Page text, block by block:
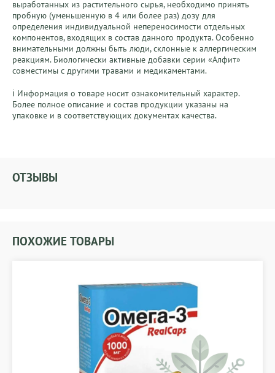
выработанных из растительного сырья, необходимо принять
пробную (уменьшенную в 4 или более раз) дозу для
определения индивидуальной непереносимости отдельных
компонентов, входящих в состав данного продукта. Особенно
внимательными должны быть люди, склонные к аллергическим
реакциям. Биологически активные добавки серии «Алфит»
совместимы с другими травами и медикаментами.
ℹ️ Информация о товаре носит ознакомительный характер.
Более полное описание и состав продукции указаны на
упаковке и в соответствующих документах качества.
ОТЗЫВЫ
ПОХОЖИЕ ТОВАРЫ